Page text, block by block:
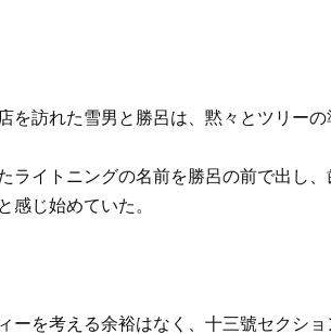
を訪れた雪男と勝呂は、黙々とツリーの
ライトニングの名前を勝呂の前で出し
感じ始めていた。
ーを考える余裕はなく、十三號セクシ